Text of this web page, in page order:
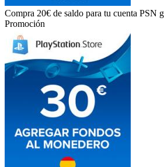
Compra 20€ de saldo para tu cuenta PSN
Promoción